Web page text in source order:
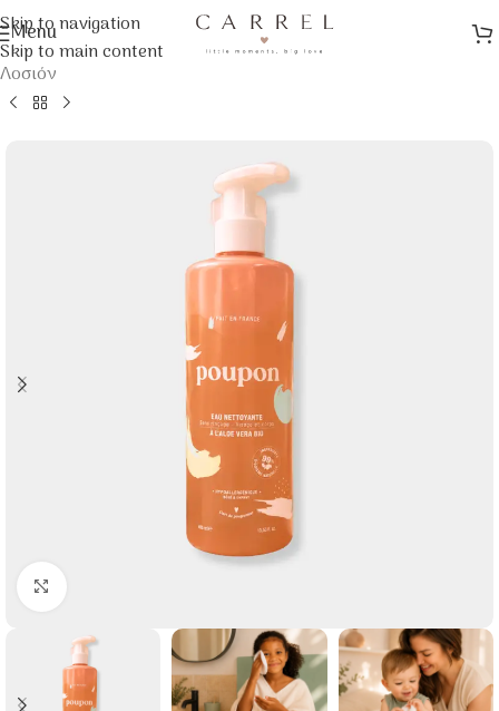
Skip to navigation
Skip to main content
Menu
Αρχική σελίδα/Φροντίδα & Υγιεινή Μωρού
Λοσιόν